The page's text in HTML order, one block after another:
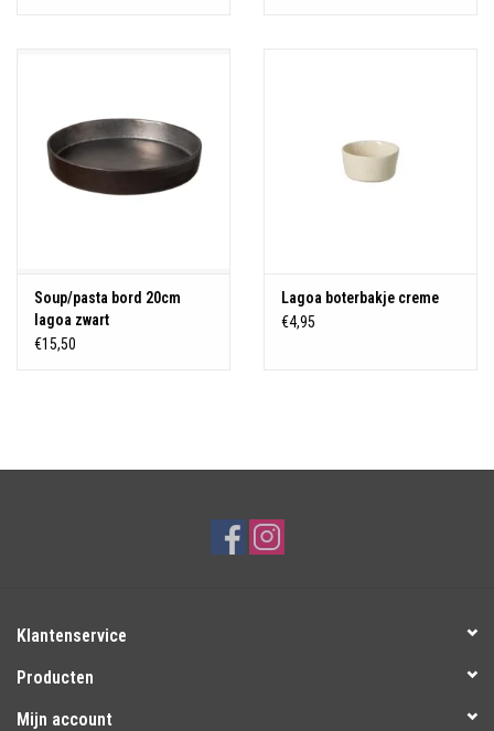
Soup/pasta bord 20cm
lagoa zwart
€15,50
Lagoa boterbakje creme
€4,95
Klantenservice
Producten
Mijn account